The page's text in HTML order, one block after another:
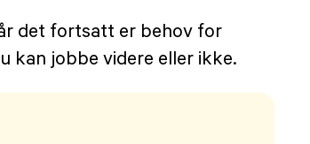
det fortsatt er behov for
kan jobbe videre eller ikke.